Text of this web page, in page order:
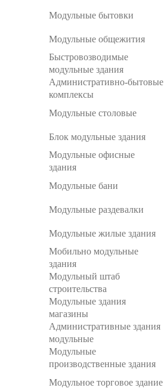
Модульные бытовки
Модульные общежития
Быстровозводимые
модульные здания
Административно-бытовые
комплексы
Модульные столовые
Блок модульные здания
Модульные офисные
здания
Модульные бани
Модульные раздевалки
Модульные жилые здания
Мобильно модульные
здания
Модульный штаб
строительства
Модульные здания
магазины
Административные здания
модульные
Модульные
производственные здания
Модульное торговое здание